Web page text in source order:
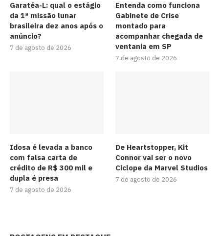
Garatéa-L: qual o estágio
da 1ª missão lunar
brasileira dez anos após o
anúncio?
7 de agosto de 2026
Entenda como funciona
Gabinete de Crise
montado para
acompanhar chegada de
ventania em SP
7 de agosto de 2026
Idosa é levada a banco
com falsa carta de
crédito de R$ 300 mil e
dupla é presa
7 de agosto de 2026
De Heartstopper, Kit
Connor vai ser o novo
Ciclope da Marvel Studios
7 de agosto de 2026